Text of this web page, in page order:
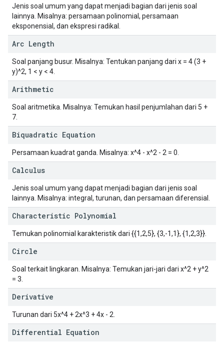
Jenis soal umum yang dapat menjadi bagian dari jenis soal
lainnya. Misalnya: persamaan polinomial, persamaan
eksponensial, dan ekspresi radikal.
Arc Length
Soal panjang busur. Misalnya: Tentukan panjang dari x = 4 (3 +
y)^2, 1 < y < 4.
Arithmetic
Soal aritmetika. Misalnya: Temukan hasil penjumlahan dari 5 +
7.
Biquadratic Equation
Persamaan kuadrat ganda. Misalnya: x^4 - x^2 - 2 = 0.
Calculus
Jenis soal umum yang dapat menjadi bagian dari jenis soal
lainnya. Misalnya: integral, turunan, dan persamaan diferensial.
Characteristic Polynomial
Temukan polinomial karakteristik dari {{1,2,5}, {3,-1,1}, {1,2,3}}
Circle
Soal terkait lingkaran. Misalnya: Temukan jari-jari dari x^2 + y^2
= 3.
Derivative
Turunan dari 5x^4 + 2x^3 + 4x - 2.
Differential Equation